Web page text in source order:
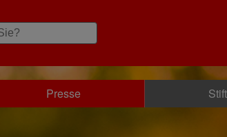
Presse